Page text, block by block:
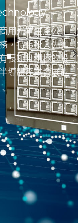
用光罩生產公
，持續投入先進
長期且積極的投
導體產業發展能